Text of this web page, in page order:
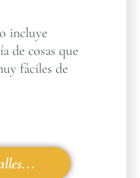
incluye
de cosas que
fáciles de